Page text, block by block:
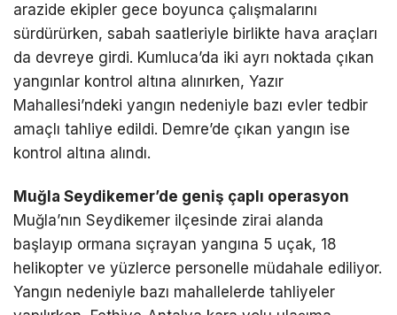
arazide ekipler gece boyunca çalışmalarını
sürdürürken, sabah saatleriyle birlikte hava araçları
da devreye girdi. Kumluca’da iki ayrı noktada çıkan
yangınlar kontrol altına alınırken, Yazır
Mahallesi’ndeki yangın nedeniyle bazı evler tedbir
amaçlı tahliye edildi. Demre’de çıkan yangın ise
kontrol altına alındı.
Muğla Seydikemer’de geniş çaplı operasyon
Muğla’nın Seydikemer ilçesinde zirai alanda
başlayıp ormana sıçrayan yangına 5 uçak, 18
helikopter ve yüzlerce personelle müdahale ediliyor.
Yangın nedeniyle bazı mahallelerde tahliyeler